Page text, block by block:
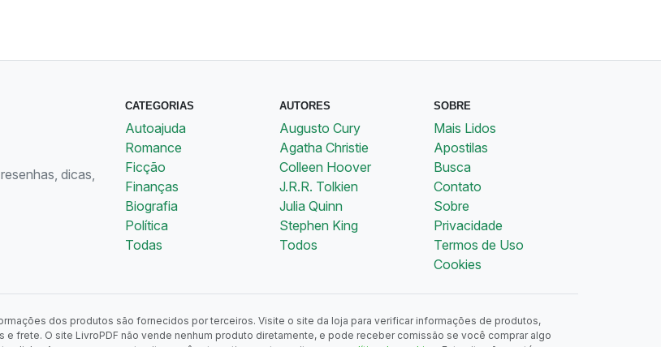
dicas,
CATEGORIAS
Autoajuda
Romance
Ficção
Finanças
Biografia
Política
Todas
AUTORES
Augusto Cury
Agatha Christie
Colleen Hoover
J.R.R. Tolkien
Julia Quinn
Stephen King
Todos
SOBRE
Mais Lidos
Apostilas
Busca
Contato
Sobre
Privacidade
Termos de Uso
Cookies
dos produtos são fornecidos por terceiros. Visite o site da loja para verificar informações de produtos,
e frete. O site LivroPDF não vende nenhum produto diretamente, e pode receber comissão se você comprar algo